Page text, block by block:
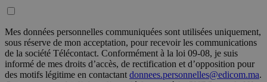
Mes données personnelles communiquées sont utilisées uniquement,
sous réserve de mon acceptation, pour recevoir les communications
de la société Télécontact. Conformément à la loi 09-08, je suis
informé de mes droits d’accès, de rectification et d’opposition pour
des motifs légitime en contactant donnees.personnelles@edicom.ma.